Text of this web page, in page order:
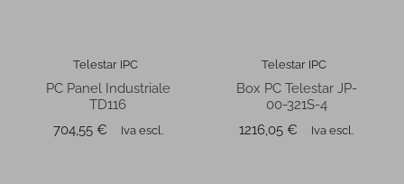
Telestar IPC
PC Panel Industriale
TD116
Prezzo
704,55 € Iva escl.
Telestar IPC
Box PC Telestar JP-
00-321S-4
Prezzo
1216,05 € Iva escl.